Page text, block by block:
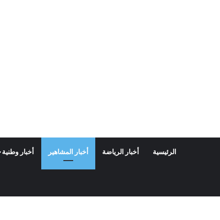
الرئيسية أخبار الرياضة أخبار المشاهير أخبار وطنية